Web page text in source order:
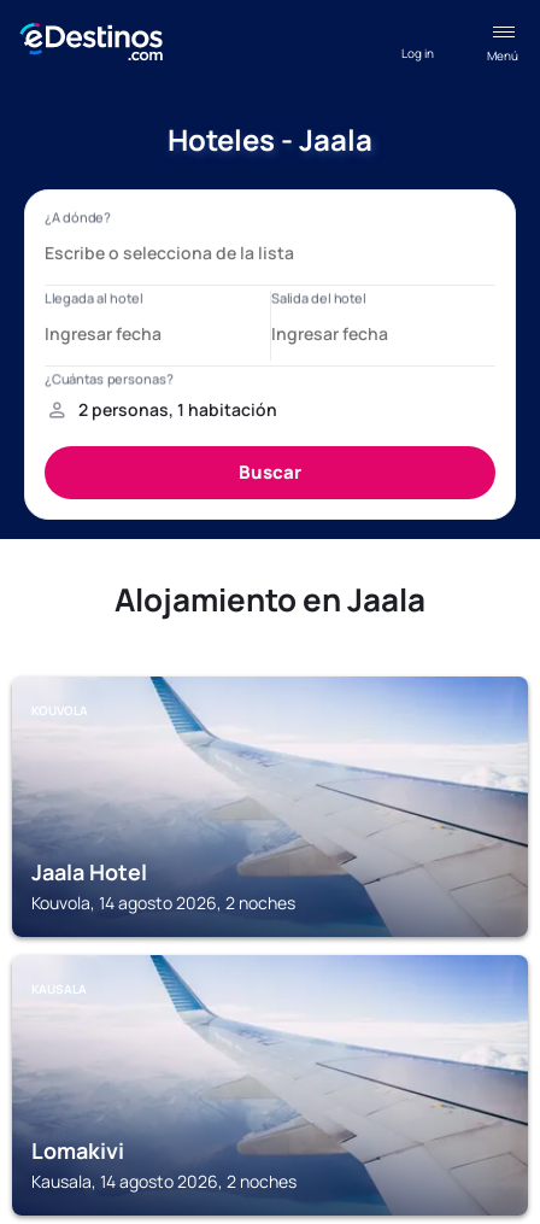
Menú
Log in
Hoteles - Jaala
Alojamiento en Jaala
KOUVOLA
Jaala Hotel
Kouvola, 14 agosto 2026, 2 noches
KAUSALA
Lomakivi
Kausala, 14 agosto 2026, 2 noches